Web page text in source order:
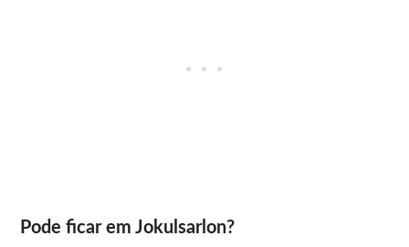
Pode ficar em Jokulsarlon?